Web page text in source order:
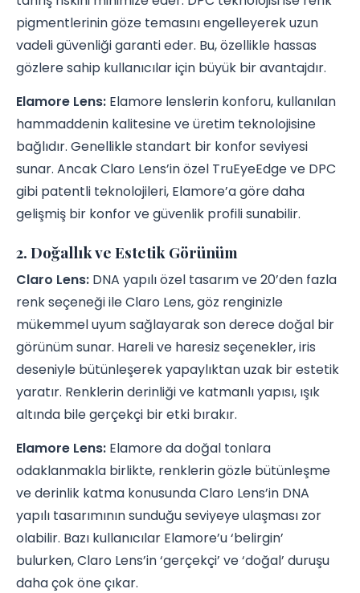
pigmentlerinin göze temasını engelleyerek uzun
vadeli güvenliği garanti eder. Bu, özellikle hassas
gözlere sahip kullanıcılar için büyük bir avantajdır.
Elamore Lens: Elamore lenslerin konforu, kullanılan
hammaddenin kalitesine ve üretim teknolojisine
bağlıdır. Genellikle standart bir konfor seviyesi
sunar. Ancak Claro Lens’in özel TruEyeEdge ve DPC
gibi patentli teknolojileri, Elamore’a göre daha
gelişmiş bir konfor ve güvenlik profili sunabilir.
2. Doğallık ve Estetik Görünüm
Claro Lens: DNA yapılı özel tasarım ve 20’den fazla
renk seçeneği ile Claro Lens, göz renginizle
mükemmel uyum sağlayarak son derece doğal bir
görünüm sunar. Hareli ve haresiz seçenekler, iris
deseniyle bütünleşerek yapaylıktan uzak bir estetik
yaratır. Renklerin derinliği ve katmanlı yapısı, ışık
altında bile gerçekçi bir etki bırakır.
Elamore Lens: Elamore da doğal tonlara
odaklanmakla birlikte, renklerin gözle bütünleşme
ve derinlik katma konusunda Claro Lens’in DNA
yapılı tasarımının sunduğu seviyeye ulaşması zor
olabilir. Bazı kullanıcılar Elamore’u ‘belirgin’
bulurken, Claro Lens’in ‘gerçekçi’ ve ‘doğal’ duruşu
daha çok öne çıkar.